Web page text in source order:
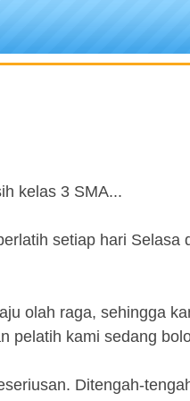
kelas 3 SMA...
setiap hari Selasa
olah raga, sehingga
pelatih kami sedang
Ditengah-